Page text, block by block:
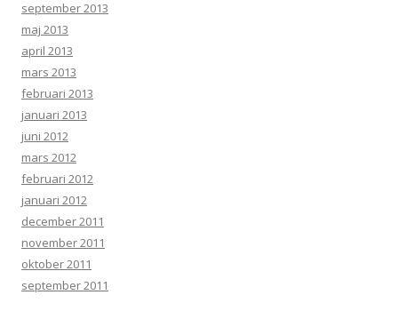
september 2013
maj 2013
april 2013
mars 2013
februari 2013
januari 2013
juni 2012
mars 2012
februari 2012
januari 2012
december 2011
november 2011
oktober 2011
september 2011